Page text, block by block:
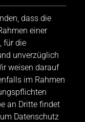
dass die
einer
für die
unverzüglich
weisen darauf
im Rahmen
an Dritte findet
Datenschutz